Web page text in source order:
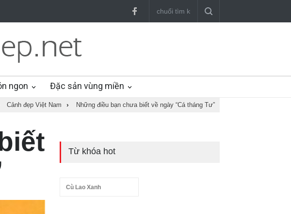
ngon Đặc sản vùng miền
Cảnh đẹp Việt Nam › Những điều bạn chưa biết về ngày “Cá tháng Tư”
Từ khóa hot
Cù Lao Xanh